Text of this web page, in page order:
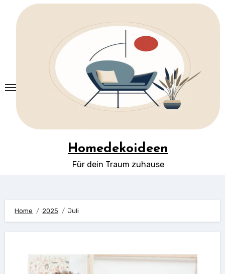
Springe
Homedekoideen
Für dein Traum zuhause
Home 2025 Juli